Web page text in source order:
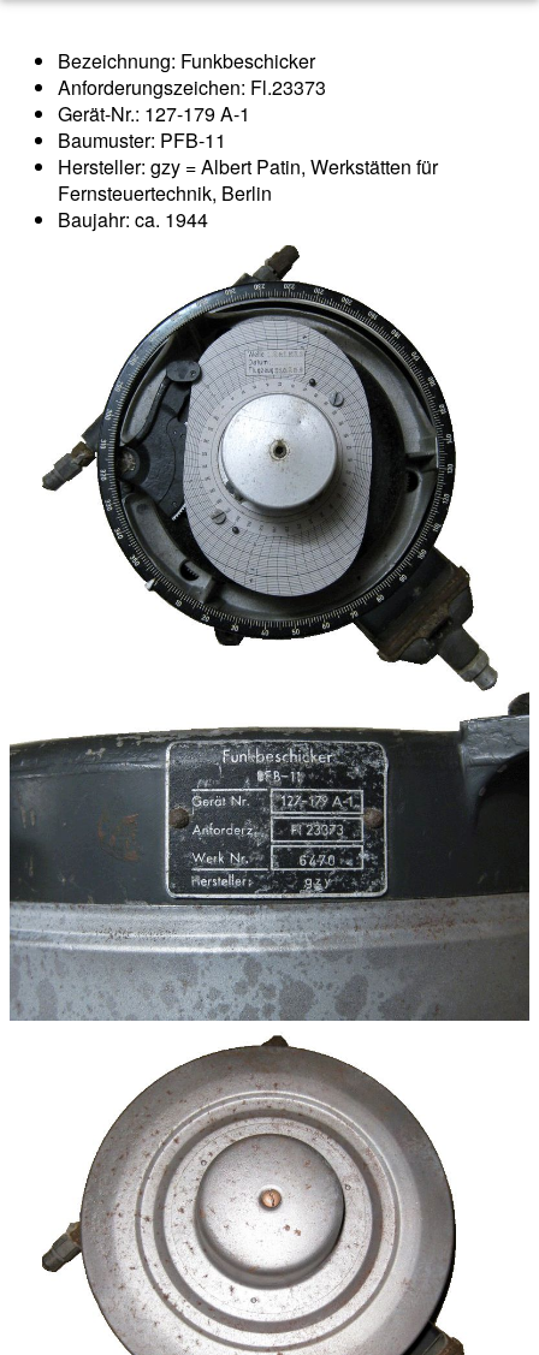
Bezeichnung: Funkbeschicker
Anforderungszeichen: Fl.23373
Gerät-Nr.: 127-179 A-1
Baumuster: PFB-11
Hersteller: gzy = Albert Patin, Werkstätten für
Fernsteuertechnik, Berlin
Baujahr: ca. 1944